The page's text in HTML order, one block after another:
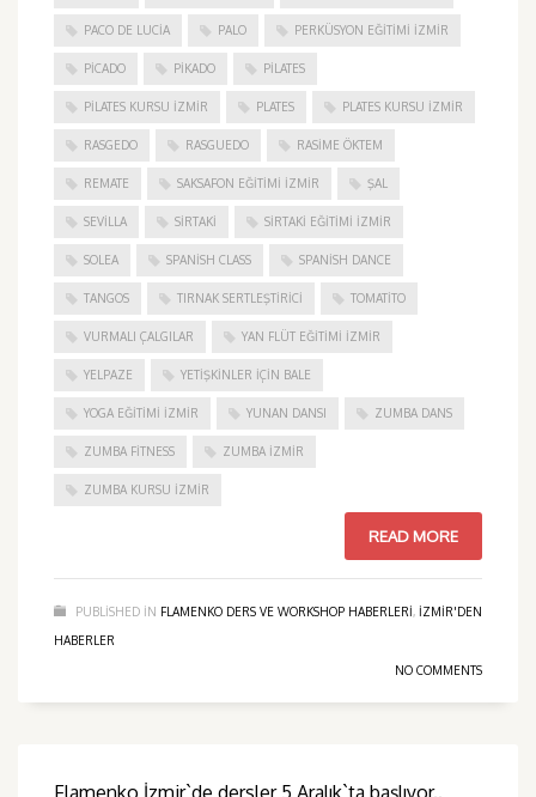
PACO DE LUCIA PALO PERKÜSYON EĞITIMI İZMIR
PICADO PIKADO PILATES
PILATES KURSU İZMIR PLATES PLATES KURSU İZMIR
RASGEDO RASGUEDO RASIME ÖKTEM
REMATE SAKSAFON EĞITIMI İZMIR ŞAL
SEVILLA SIRTAKI SIRTAKI EĞITIMI İZMIR
SOLEA SPANISH CLASS SPANISH DANCE
TANGOS TIRNAK SERTLEŞTIRICI TOMATITO
VURMALI ÇALGILAR YAN FLÜT EĞITIMI İZMIR
YELPAZE YETIŞKINLER IÇIN BALE
YOGA EĞITIMI İZMIR YUNAN DANSI ZUMBA DANS
ZUMBA FITNESS ZUMBA İZMIR
ZUMBA KURSU İZMIR
READ MORE
PUBLISHED IN FLAMENKO DERS VE WORKSHOP HABERLERI, IZMIR'DEN
HABERLER
NO COMMENTS
Flamenko İzmir`de dersler 5 Aralık`ta başlıyor..